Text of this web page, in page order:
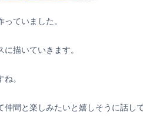
ていました。
描いていきます。
。
間と楽しみたいと嬉しそうに話して